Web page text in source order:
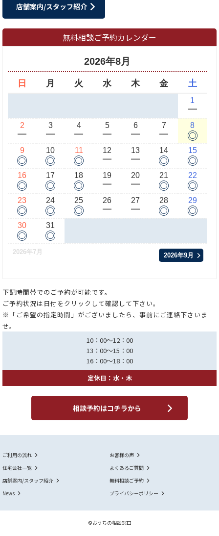
店舗案内/スタッフ紹介
無料相談ご予約カレンダー
2026年8月
日 月 火 水 木 金 土
1
ー
2
ー
3
ー
4
ー
5
ー
6
ー
7
ー
8
◎
9
◎
10
◎
11
◎
12
ー
13
ー
14
◎
15
◎
16
◎
17
◎
18
◎
19
ー
20
ー
21
◎
22
◎
23
◎
24
◎
25
◎
26
ー
27
ー
28
◎
29
◎
30
◎
31
◎
2026年7月 2026年9月
下記時間帯でのご予約が可能です。
ご予約状況は日付をクリックして確認して下さい。
※「ご希望の指定時間」がございましたら、事前にご連絡下さいま
せ。
10：00～12：00
13：00～15：00
16：00～18：00
定休日：水・木
相談予約はコチラから
ご利用の流れ
お客様の声
住宅会社一覧
よくあるご質問
店舗案内/スタッフ紹介
無料相談ご予約
News
プライバシーポリシー
©おうちの相談窓口